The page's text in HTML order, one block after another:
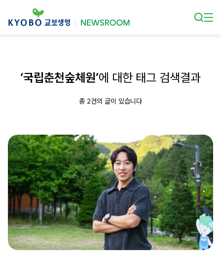
‘국립춘천숲체원’에 대한 태그 검색결과
총 2건의 글이 있습니다